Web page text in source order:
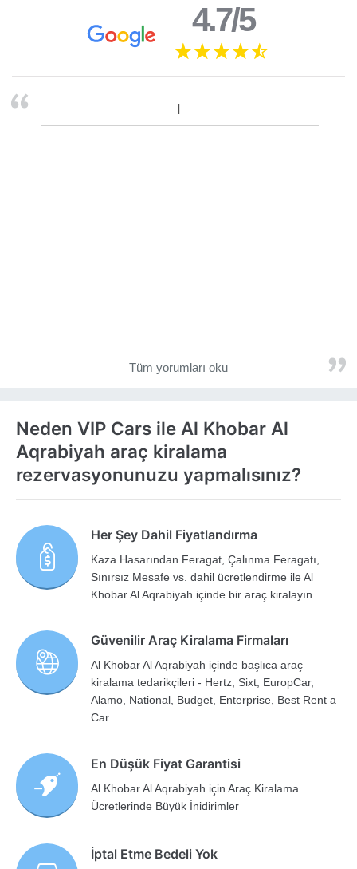
4.7/5
Tüm yorumları oku
Neden VIP Cars ile Al Khobar Al
Aqrabiyah araç kiralama
rezervasyonunuzu yapmalısınız?
Her Şey Dahil Fiyatlandırma
Kaza Hasarından Feragat, Çalınma Feragatı,
Sınırsız Mesafe vs. dahil ücretlendirme ile Al
Khobar Al Aqrabiyah içinde bir araç kiralayın.
Güvenilir Araç Kiralama Firmaları
Al Khobar Al Aqrabiyah içinde başlıca araç
kiralama tedarikçileri - Hertz, Sixt, EuropCar,
Alamo, National, Budget, Enterprise, Best Rent a
Car
En Düşük Fiyat Garantisi
Al Khobar Al Aqrabiyah için Araç Kiralama
Ücretlerinde Büyük İnidirimler
İptal Etme Bedeli Yok